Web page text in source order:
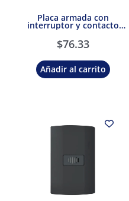
Placa armada con
interruptor y contacto
2P+T Marisio
$76.33
Añadir al carrito